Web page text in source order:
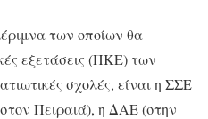
των οποίων θα
εξετάσεις (ΠΚΕ) των
σχολές, είναι η ΣΣΕ
Πειραιά), η ΔΑΕ (στην